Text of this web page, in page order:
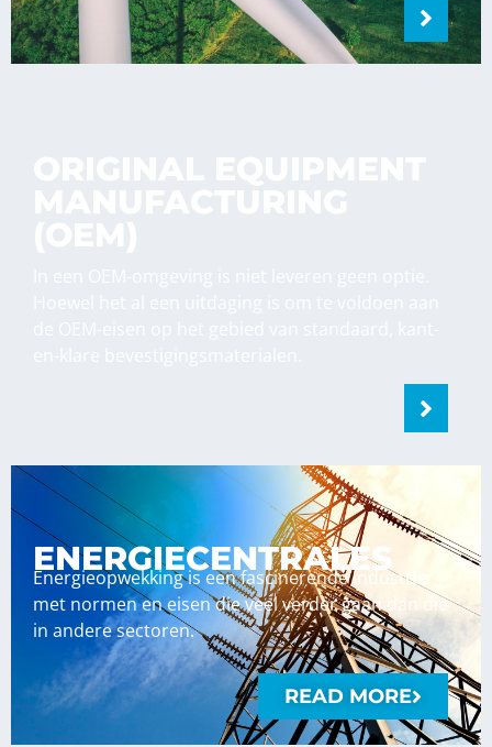
ENERGIECENTRALES
Energieopwekking is een fascinerende industrie,
met normen en eisen die veel verder gaan dan die
in andere sectoren.
READ MORE